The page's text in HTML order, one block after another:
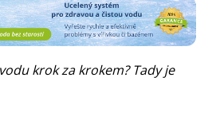
krok za krokem? Tady je